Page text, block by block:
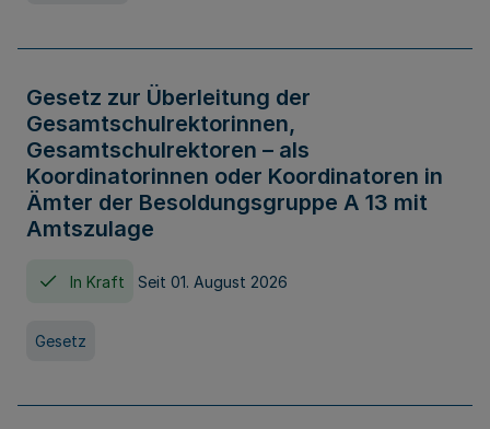
Gesetz zur Überleitung der
Gesamtschulrektorinnen,
Gesamtschulrektoren – als
Koordinatorinnen oder Koordinatoren in
Ämter der Besoldungsgruppe A 13 mit
Amtszulage
In Kraft Seit 01. August 2026
Gesetz